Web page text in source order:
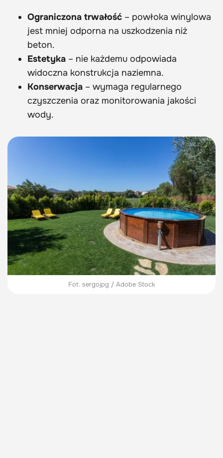
Ograniczona trwałość – powłoka winylowa
jest mniej odporna na uszkodzenia niż
beton.
Estetyka – nie każdemu odpowiada
widoczna konstrukcja naziemna.
Konserwacja – wymaga regularnego
czyszczenia oraz monitorowania jakości
wody.
Fot. sergojpg / Adobe Stock